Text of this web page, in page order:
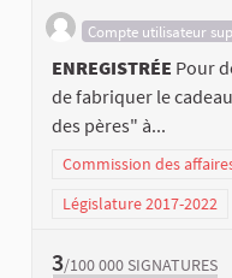
Compte utilisateur
ENREGISTRÉE Pour
de fabriquer le
des pères" à...
Commission des
Législature 2017-2022
3/100 000 SIGNATURES